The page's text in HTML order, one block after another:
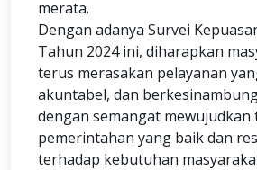
merata.
Dengan adanya Survei
Tahun 2024 ini, diharapkan
terus merasakan pelayanan
akuntabel, dan
dengan semangat mewujudkan
pemerintahan yang baik dan
terhadap kebutuhan